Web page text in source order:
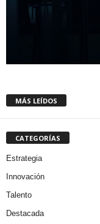
MÁS LEÍDOS
CATEGORÍAS
Estrategia
Innovación
Talento
Destacada